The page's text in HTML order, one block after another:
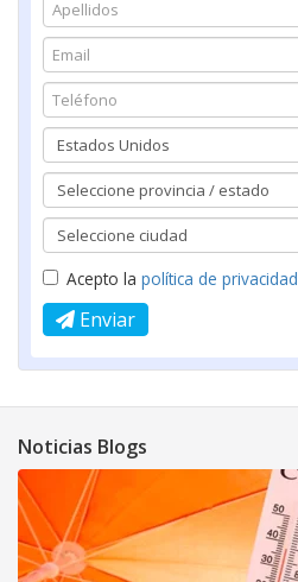
Acepto la política de privacidad
Enviar
Noticias Blogs